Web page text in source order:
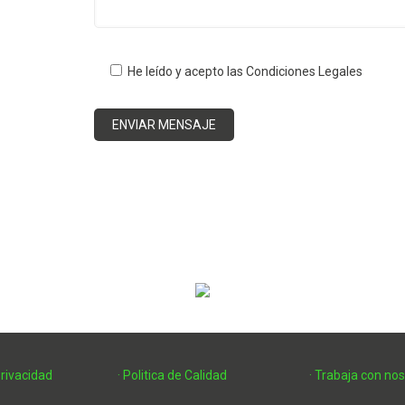
He leído y acepto las Condiciones Legales
· Politica de Calidad · Trabaja con